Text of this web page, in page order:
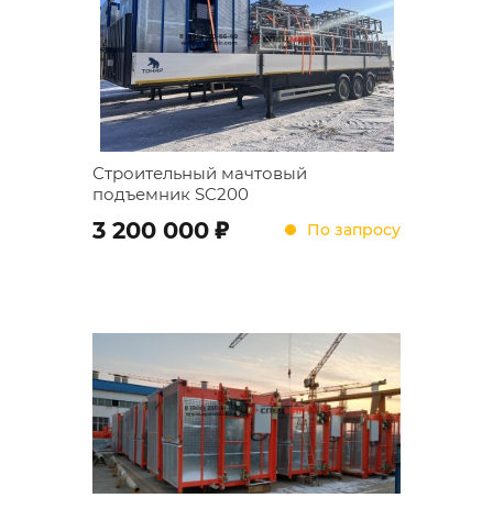
Строительный мачтовый
подъемник SC200
3 200 000 ; По запросу